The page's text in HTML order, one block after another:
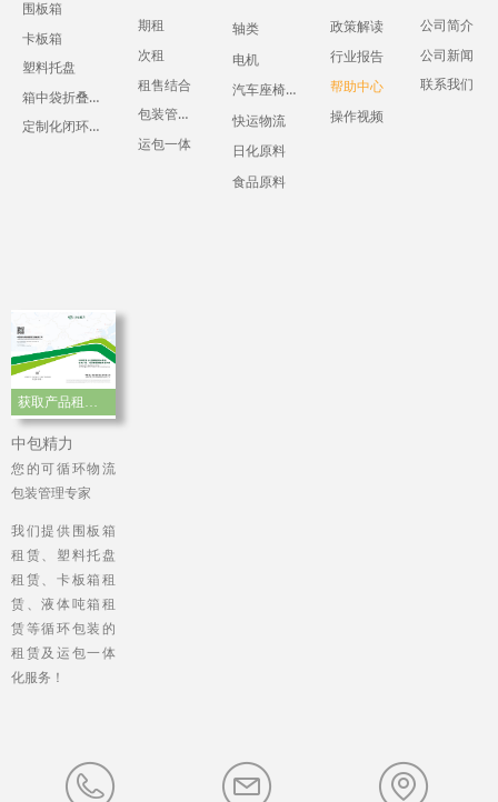
围板箱
卡板箱
塑料托盘
箱中袋折叠液体吨箱
定制化闭环运输包装
期租
次租
租售结合
包装管理服务
运包一体
轴类
电机
汽车座椅零部件
快运物流
日化原料
食品原料
政策解读
行业报告
帮助中心
操作视频
获取产品租赁手册
中包精力
您的可循环物流
包装管理专家
我们提供围板箱
租赁、塑料托盘
租赁、卡板箱租
赁、液体吨箱租
赁等循环包装的
租赁及运包一体
化服务！
公司简介
公司新闻
联系我们